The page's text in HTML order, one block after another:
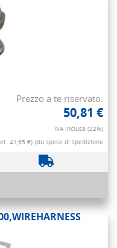
Prezzo a te riservato:
50,81 €
IVA inclusa (22%)
41,65 €) più spese di spedizione